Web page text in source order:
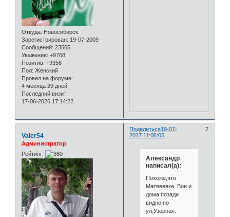
Откуда: Новосибирск
Зарегистрирован: 19-07-2009
Сообщений: 23565
Уважение: +9768
Позитив: +9358
Пол: Женский
Провел на форуме:
4 месяца 29 дней
Последний визит:
17-06-2026 17:14:22
Поделиться 7
19-07-
2017 11:06:05
Valer54
Администратор
Рейтинг:
Александр
написал(а):
Похоже,что
Матвеевка. Вон и
дома позади
видно по
ул.Узорная.